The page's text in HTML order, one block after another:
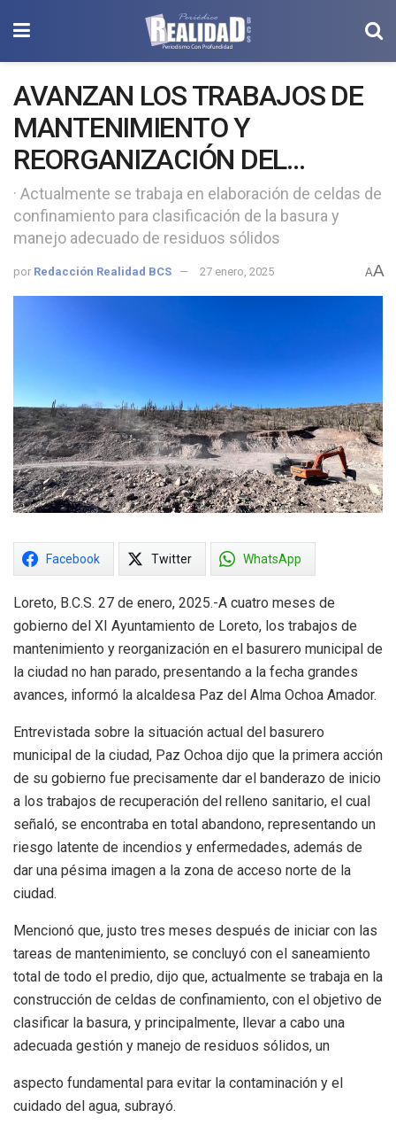
AVANZAN LOS TRABAJOS DE
MANTENIMIENTO Y
REORGANIZACIÓN DEL
BASURERO MUNICIPAL DE
LORETO
· Actualmente se trabaja en elaboración de celdas de
confinamiento para clasificación de la basura y
manejo adecuado de residuos sólidos
por Redacción Realidad BCS 27 enero, 2025 AA
Facebook Twitter WhatsApp
Loreto, B.C.S. 27 de enero, 2025.-A cuatro meses de
gobierno del XI Ayuntamiento de Loreto, los trabajos de
mantenimiento y reorganización en el basurero municipal de
la ciudad no han parado, presentando a la fecha grandes
avances, informó la alcaldesa Paz del Alma Ochoa Amador.
Entrevistada sobre la situación actual del basurero
municipal de la ciudad, Paz Ochoa dijo que la primera acción
de su gobierno fue precisamente dar el banderazo de inicio
a los trabajos de recuperación del relleno sanitario, el cual
señaló, se encontraba en total abandono, representando un
riesgo latente de incendios y enfermedades, además de
dar una pésima imagen a la zona de acceso norte de la
ciudad.
Mencionó que, justo tres meses después de iniciar con las
tareas de mantenimiento, se concluyó con el saneamiento
total de todo el predio, dijo que, actualmente se trabaja en la
construcción de celdas de confinamiento, con el objetivo de
clasificar la basura, y principalmente, llevar a cabo una
adecuada gestión y manejo de residuos sólidos, un
aspecto fundamental para evitar la contaminación y el
cuidado del agua, subrayó.